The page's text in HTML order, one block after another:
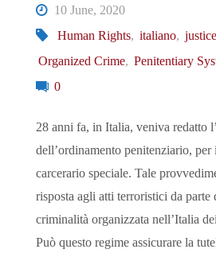
SpaceX
importante"
10 June, 2020
Human Rights, italiano, justice
Organized Crime, Penitentiary
0
28 anni fa, in Italia, veniva redatto
dell’ordinamento penitenziario,
carcerario speciale. Tale
risposta agli atti terroristici da
criminalità organizzata nell’Italia
Può questo regime assicurare la